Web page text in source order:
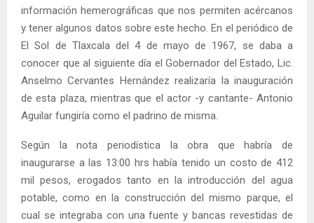
información hemerográficas que nos permiten acércanos
y tener algunos datos sobre este hecho. En el periódico de
El Sol de Tlaxcala del 4 de mayo de 1967, se daba a
conocer que al siguiente día el Gobernador del Estado, Lic.
Anselmo Cervantes Hernández realizaría la inauguración
de esta plaza, mientras que el actor -y cantante- Antonio
Aguilar fungiría como el padrino de misma.
Según la nota periodística la obra que habría de
inaugurarse a las 13:00 hrs había tenido un costo de 412
mil pesos, erogados tanto en la introducción del agua
potable, como en la construcción del mismo parque, el
cual se integraba con una fuente y bancas revestidas de